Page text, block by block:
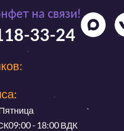
на связи!
33-24
09:00 - 18:00 ВДК